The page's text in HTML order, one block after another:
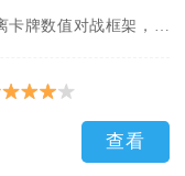
街篮主打3V3真人实时街头篮球对抗，脱离卡牌数值对战框架，核...
查看